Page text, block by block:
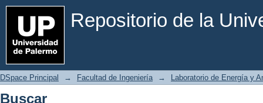
Repositorio de la
Buscar
DSpace Principal → Facultad de Ingeniería → Laboratorio de Energía y
Buscar